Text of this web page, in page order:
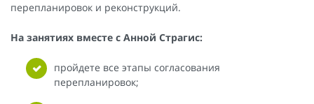
перепланировок и реконструкций.
На занятиях вместе с Анной Страгис:
пройдете все этапы согласования
перепланировок;